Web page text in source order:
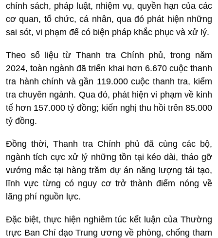
chính sách, pháp luật, nhiệm vụ, quyền hạn của các
cơ quan, tổ chức, cá nhân, qua đó phát hiện những
sai sót, vi phạm để có biện pháp khắc phục và xử lý.
Theo số liệu từ Thanh tra Chính phủ, trong năm
2024, toàn ngành đã triển khai hơn 6.670 cuộc thanh
tra hành chính và gần 119.000 cuộc thanh tra, kiểm
tra chuyên ngành. Qua đó, phát hiện vi phạm về kinh
tế hơn 157.000 tỷ đồng; kiến nghị thu hồi trên 85.000
tỷ đồng.
Đồng thời, Thanh tra Chính phủ đã cùng các bộ,
ngành tích cực xử lý những tồn tại kéo dài, tháo gỡ
vướng mắc tại hàng trăm dự án năng lượng tái tạo,
lĩnh vực từng có nguy cơ trở thành điểm nóng về
lãng phí nguồn lực.
Đặc biệt, thực hiện nghiêm túc kết luận của Thường
trực Ban Chỉ đạo Trung ương về phòng, chống tham